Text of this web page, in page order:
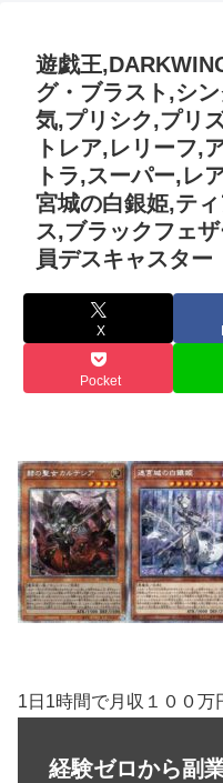
遊戯王
グ・ブラスト,シ
気,プリシク,プリ
トレア,レリーフ,
トラ,スーパー,レ
宮城の白銀姫,テ
ス,ブラックフェ
員デスキャスター
X
Pocket
1日1時間で月収１００万
経験ゼロから副